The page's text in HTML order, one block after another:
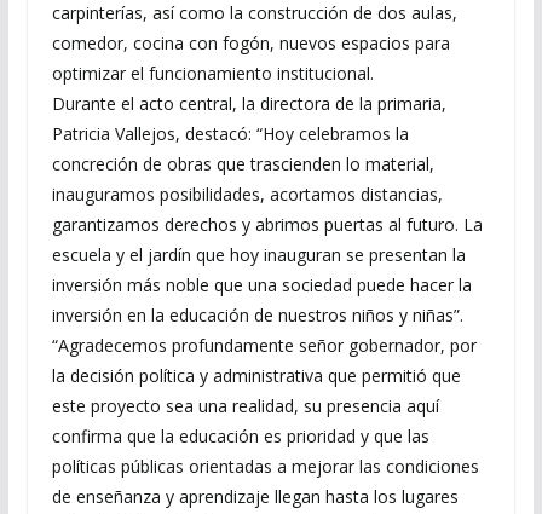
carpinterías, así como la construcción de dos aulas,
comedor, cocina con fogón, nuevos espacios para
optimizar el funcionamiento institucional.
Durante el acto central, la directora de la primaria,
Patricia Vallejos, destacó: “Hoy celebramos la
concreción de obras que trascienden lo material,
inauguramos posibilidades, acortamos distancias,
garantizamos derechos y abrimos puertas al futuro. La
escuela y el jardín que hoy inauguran se presentan la
inversión más noble que una sociedad puede hacer la
inversión en la educación de nuestros niños y niñas”.
“Agradecemos profundamente señor gobernador, por
la decisión política y administrativa que permitió que
este proyecto sea una realidad, su presencia aquí
confirma que la educación es prioridad y que las
políticas públicas orientadas a mejorar las condiciones
de enseñanza y aprendizaje llegan hasta los lugares